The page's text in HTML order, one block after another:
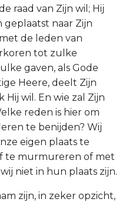
raad van Zijn wil; Hij
geplaatst naar Zijn
de leden van
tot zulke
gaven, als Gode
Heere, deelt Zijn
wil. En wie zal Zijn
reden is hier om
te benijden? Wij
eigen plaats te
te murmureren of met
niet in hun plaats zijn.
zijn, in zeker opzicht,